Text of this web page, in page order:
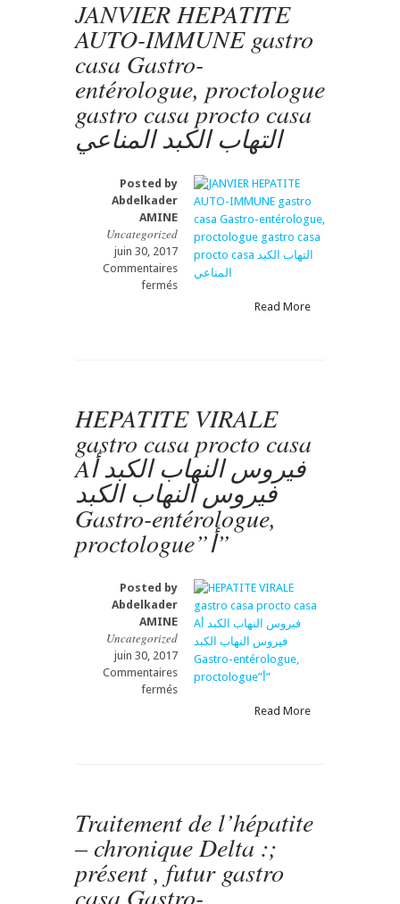
Gastro-
entérologue,
gastro
casaa
procto
casa
JANVIER HEPATITE
AUTO-IMMUNE gastro
casa Gastro-
entérologue, proctologue
gastro casa procto casa
التهاب الكبد المناعي
Posted by
Abdelkader
AMINE
Uncategorized
juin 30, 2017
Commentaires
ferméssur
entérologue,
gastro
casa
procto
casa
التهاب
الكبد
المناعي
Read More
HEPATITE VIRALE
gastro casa procto casa
Aفيروس النهاب الكبد أ
فيروس النهاب الكبد
Gastro-entérologue,
proctologue”أ”
Posted by
Abdelkader
AMINE
Uncategorized
juin 30, 2017
Commentaires
ferméssur
النهاب
أ
فيروس
Read More
Traitement de l’hépatite
– chronique Delta :;
présent , futur gastro
casa Gastro-